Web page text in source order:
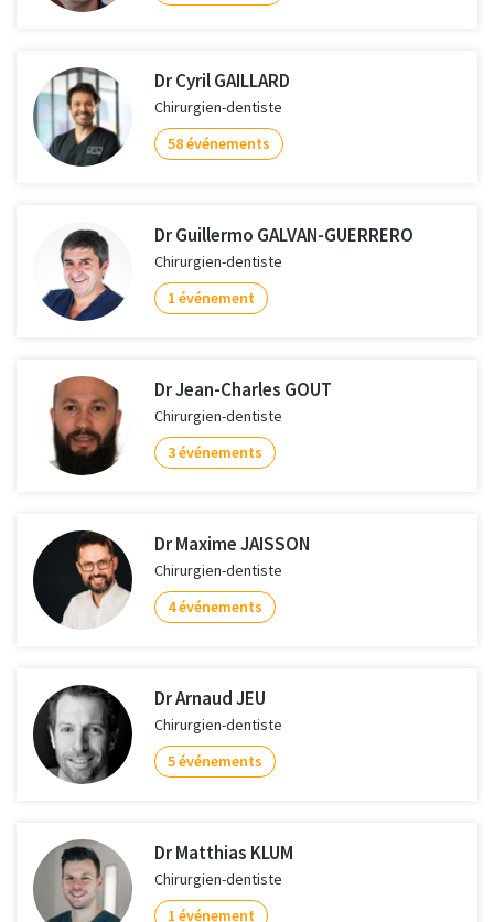
Dr Cyril GAILLARD
Chirurgien-dentiste
58 événements
Dr Guillermo GALVAN-GUERRERO
Chirurgien-dentiste
1 événement
Dr Jean-Charles GOUT
Chirurgien-dentiste
3 événements
Dr Maxime JAISSON
Chirurgien-dentiste
4 événements
Dr Arnaud JEU
Chirurgien-dentiste
5 événements
Dr Matthias KLUM
Chirurgien-dentiste
1 événement